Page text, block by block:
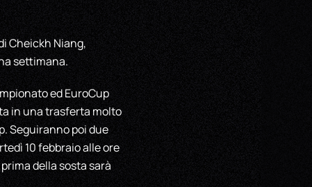
Cheickh Niang,
settimana.
ed EuroCup
in una trasferta molto
Seguiranno poi due
10 febbraio alle ore
della sosta sarà